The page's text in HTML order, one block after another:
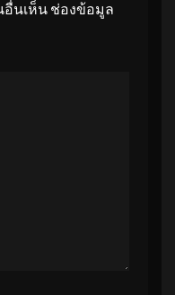
อื่นเห็น ช่องข้อมูล